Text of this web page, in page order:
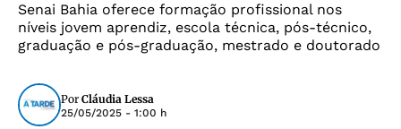
Senai Bahia oferece formação profissional nos
níveis jovem aprendiz, escola técnica, pós-técnico,
graduação e pós-graduação, mestrado e doutorado
Por Cláudia Lessa
25/05/2025 - 1:00 h